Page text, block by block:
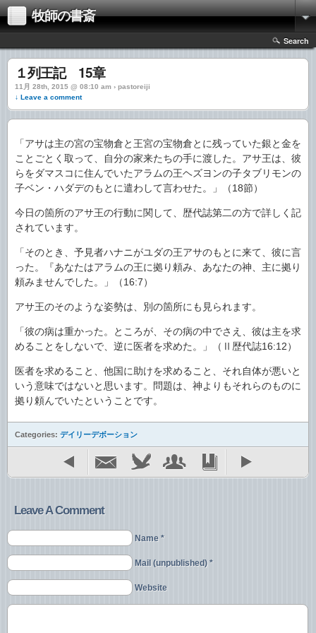
牧師の書斎
Search
１列王記 15章
11月 28th, 2015 @ 08:10 am › pastoreiji
↓ Leave a comment
「アサは主の宮の宝物倉と王宮の宝物倉とに残っていた銀と金を
ことごとく取って、自分の家来たちの手に渡した。アサ王は、彼
らをダマスコに住んでいたアラムの王ヘズヨンの子タブリモンの
子ベン・ハダデのもとに遣わして言わせた。」（18節）
今日の箇所のアサ王の行動に関して、歴代誌第二の方で詳しく記
されています。
「そのとき、予見者ハナニがユダの王アサのもとに来て、彼に言
った。『あなたはアラムの王に拠り頼み、あなたの神、主に拠り
頼みませんでした。」（16:7）
アサ王のそのような姿勢は、別の箇所にも見られます。
「彼の病は重かった。ところが、その病の中でさえ、彼は主を求
めることをしないで、逆に医者を求めた。」（Ⅱ歴代誌16:12）
医者を求めること、他国に助けを求めること、それ自体が悪いと
いう意味ではないと思います。問題は、神よりもそれらのものに
拠り頼んでいたということです。
Categories: デイリーデボーション
Leave A Comment
Name *
Mail (unpublished) *
Website